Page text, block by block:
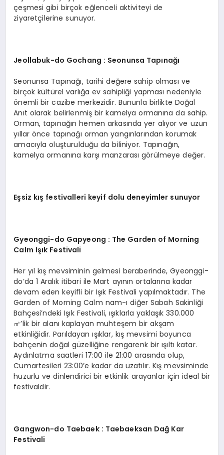
çeşmesi gibi birçok eğlenceli aktiviteyi de
ziyaretçilerine sunuyor.
Jeollabuk-do Gochang : Seonunsa Tapınağı
Seonunsa Tapınağı, tarihi değere sahip olması ve
birçok kültürel varlığa ev sahipliği yapması nedeniyle
önemli bir cazibe merkezidir. Bununla birlikte Doğal
Anıt olarak belirlenmiş bir kamelya ormanına da sahip.
Orman, tapınağın hemen arkasında yer alıyor ve uzun
yıllar önce tapınağı orman yangınlarından korumak
amacıyla oluşturulduğu da biliniyor. Tapınağın,
kamelya ormanına karşı manzarası görülmeye değer.
Eşsiz kış festivalleri keyif dolu deneyimler sunuyor
Gyeonggi-do Gapyeong : The Garden of Morning
Calm Işık Festivali
Her yıl kış mevsiminin gelmesi beraberinde, Gyeonggi-
do’da 1 Aralık itibari ile Mart ayının ortalarına kadar
devam eden keyifli bir Işık Festivali yapılmaktadır. The
Garden of Morning Calm nam-ı diğer Sabah Sakinliği
Bahçesi’ndeki Işık Festivali, ışıklarla yaklaşık 330.000
㎡’lik bir alanı kaplayan muhteşem bir akşam
etkinliğidir. Parıldayan ışıklar, kış mevsimi boyunca
bahçenin doğal güzelliğine rengarenk bir ışıltı katar.
Aydınlatma saatleri 17:00 ile 21:00 arasında olup,
Cumartesileri 23:00’e kadar da uzatılır. Kış mevsiminde
huzurlu ve dinlendirici bir etkinlik arayanlar için ideal bir
festivaldir.
Gangwon-do Taebaek : Taebaeksan Dağ Kar
Festivali